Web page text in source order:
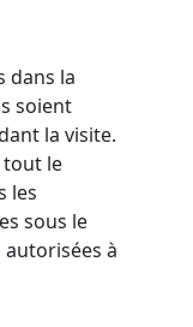
dans la
soient
la visite.
tout le
les
sous le
à